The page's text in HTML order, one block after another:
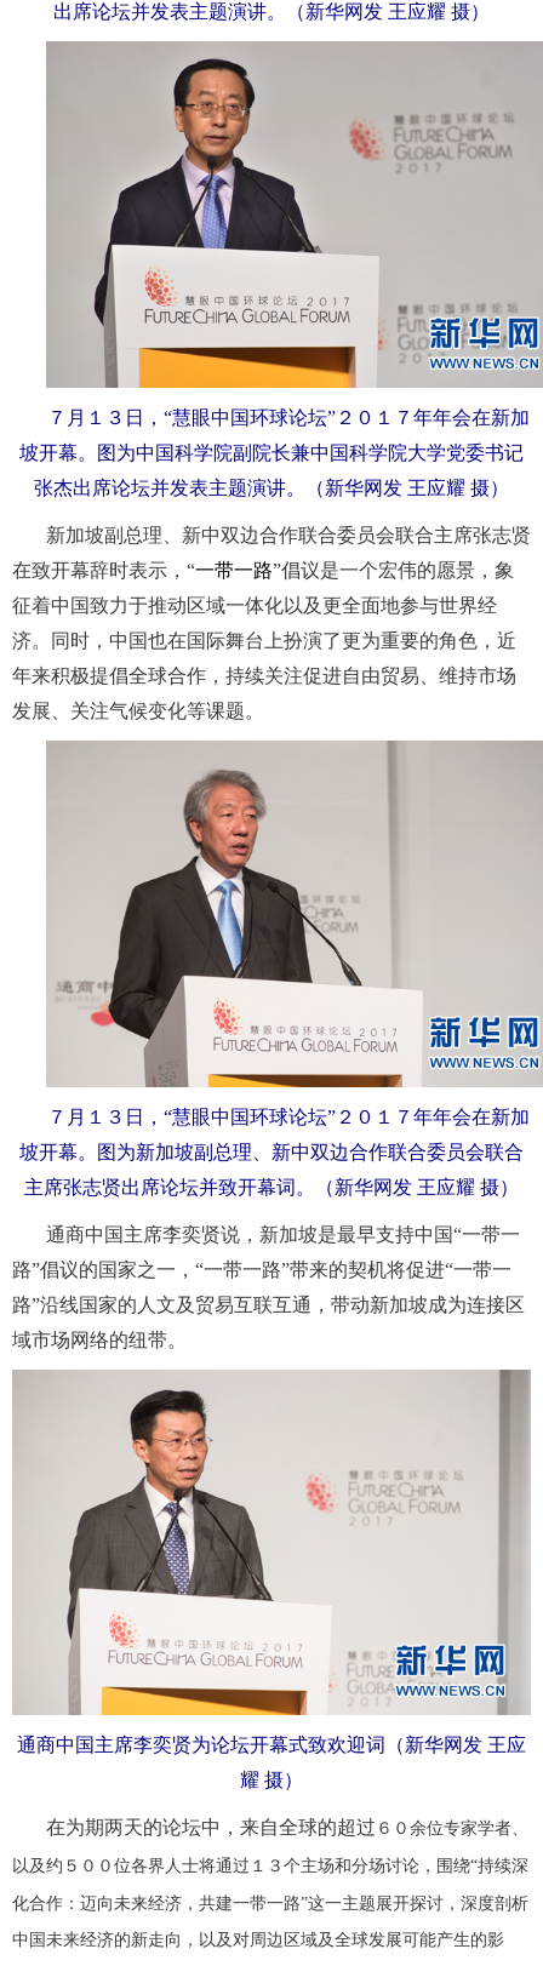
出席论坛并发表主题演讲。（新华网发 王应耀 摄）
７月１３日，“慧眼中国环球论坛”２０１７年年会在新加
坡开幕。图为中国科学院副院长兼中国科学院大学党委书记
张杰出席论坛并发表主题演讲。（新华网发 王应耀 摄）
新加坡副总理、新中双边合作联合委员会联合主席张志贤
在致开幕辞时表示，“一带一路”倡议是一个宏伟的愿景，象
征着中国致力于推动区域一体化以及更全面地参与世界经
济。同时，中国也在国际舞台上扮演了更为重要的角色，近
年来积极提倡全球合作，持续关注促进自由贸易、维持市场
发展、关注气候变化等课题。
７月１３日，“慧眼中国环球论坛”２０１７年年会在新加
坡开幕。图为新加坡副总理、新中双边合作联合委员会联合
主席张志贤出席论坛并致开幕词。（新华网发 王应耀 摄）
通商中国主席李奕贤说，新加坡是最早支持中国“一带一
路”倡议的国家之一，“一带一路”带来的契机将促进“一带一
路”沿线国家的人文及贸易互联互通，带动新加坡成为连接区
域市场网络的纽带。
通商中国主席李奕贤为论坛开幕式致欢迎词（新华网发 王应
耀 摄）
在为期两天的论坛中，来自全球的超过 ６０ 余位专家学者、
以及约 ５００ 位各界人士将通过 １３ 个主场和分场讨论，围绕“持续深
化合作：迈向未来经济，共建一带一路”这一主题展开探讨，深度剖析
中国未来经济的新走向，以及对周边区域及全球发展可能产生的影